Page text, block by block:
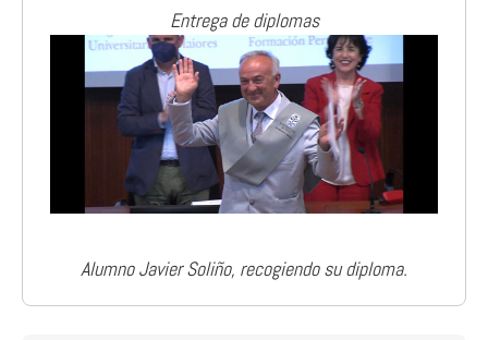
Entrega de diplomas
Alumno Javier Soliño, recogiendo su diploma.